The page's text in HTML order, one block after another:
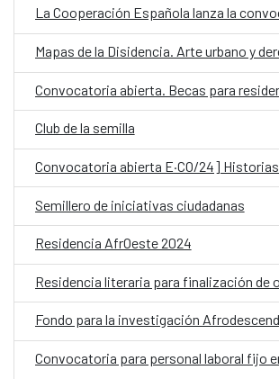
Club de la semilla
Convocatoria abierta E·CO/24] Historias
Semillero de iniciativas ciudadanas
Residencia AfrOeste 2024
Residencia literaria para finalización de